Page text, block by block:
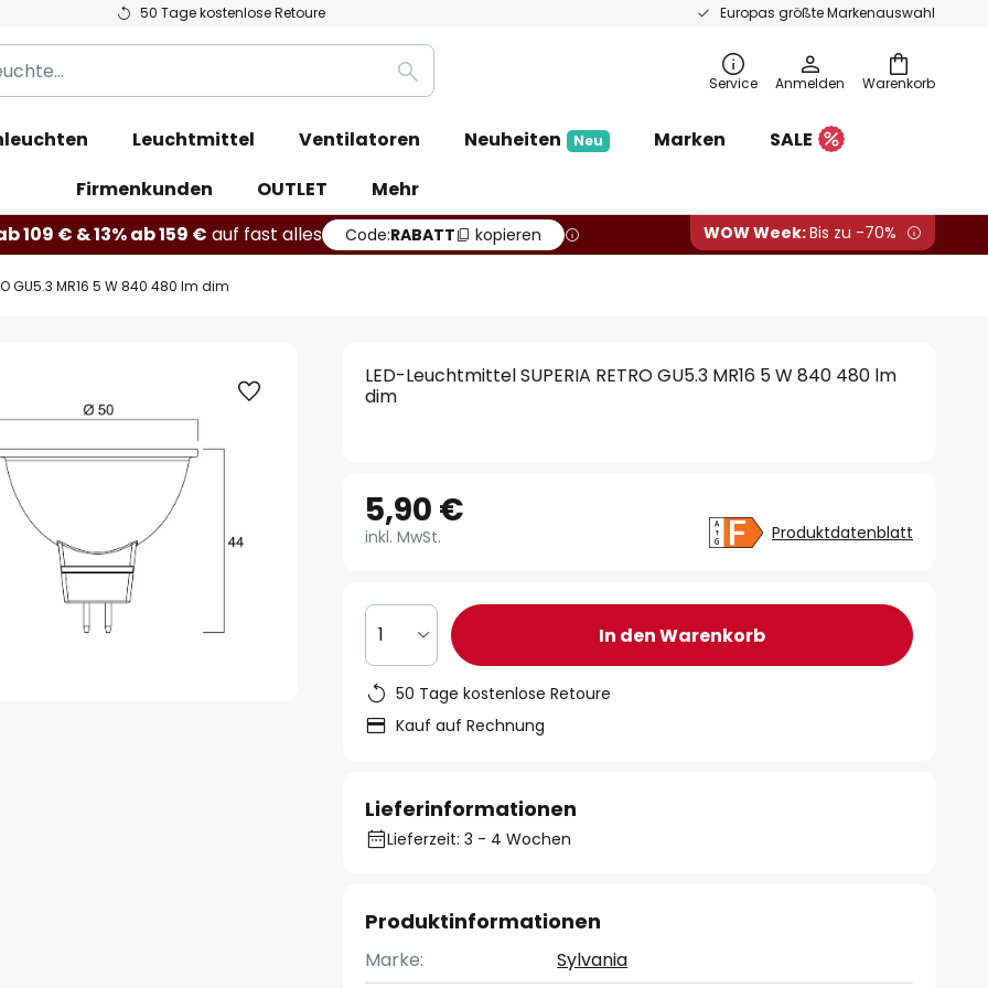
50 Tage kostenlose Retoure Europas größte Markenauswahl
Warenkorb
Suche Service Anmelden
Leuchtmittel Ventilatoren Neuheiten Neu Marken
SALE
Firmenkunden
OUTLET
Mehr
109 € & 13% ab 159 € auf fast alles Code:RABATT kopieren WOW Week:Bis zu -70%
GU5.3 MR16 5 W 840 480 lm dim
LED-Leuchtmittel SUPERIA RETRO GU5.3 MR16 5 W 840 480 lm
dim
5,90 €
inkl. MwSt. Produktdatenblatt
1 In den Warenkorb
50 Tage kostenlose Retoure
Kauf auf Rechnung
Lieferinformationen
Lieferzeit: 3 - 4 Wochen
Produktinformationen
Marke:
Sylvania